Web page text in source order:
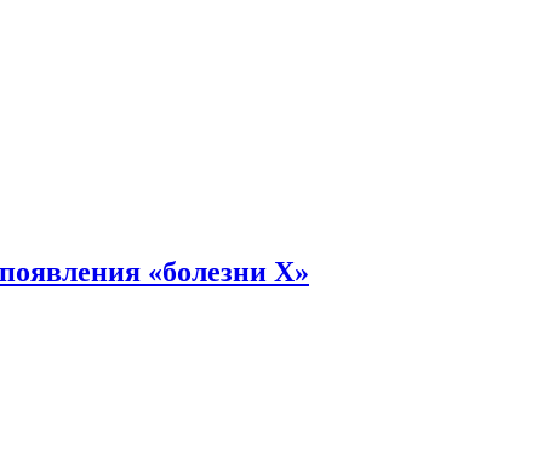
«болезни Х»